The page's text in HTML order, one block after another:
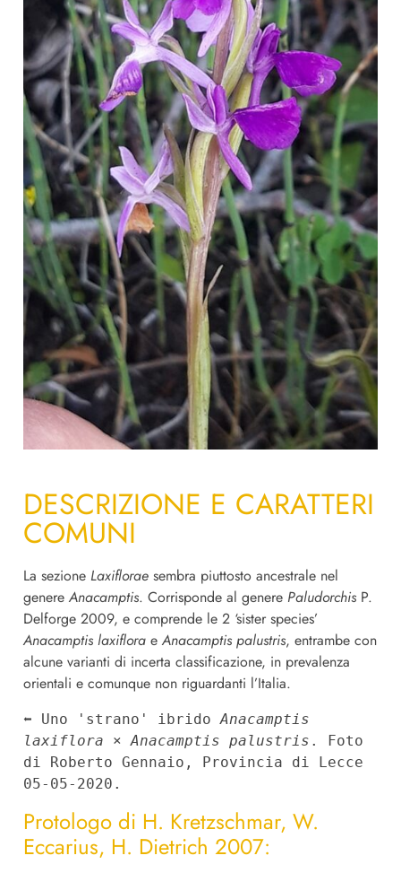
DESCRIZIONE E CARATTERI
COMUNI
La sezione Laxiflorae sembra piuttosto ancestrale nel
genereAnacamptis. Corrisponde al genere Paludorchis P.
Delforge 2009, e comprende le 2 ‘sister species’
Anacamptis laxiflora eAnacamptis palustris, entrambe con
alcune varianti di incerta classificazione, in prevalenza
orientali e comunque non riguardanti l’Italia.
⬅︎ Uno 'strano' ibrido Anacamptis
laxiflora × Anacamptis palustris . Foto
di Roberto Gennaio, Provincia di Lecce
05-05-2020.
Protologo di H. Kretzschmar, W.
Eccarius, H. Dietrich 2007: